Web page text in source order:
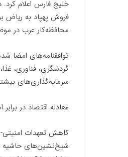
خلیج فارس اعلام کرد.
فروش پهپاد به ریاض
محافظه‌کار عرب در
توافقنامه‌های امضا
گردشگری، فناوری،
سرمایه‌گذاری‌های
معادله اقتصاد در برابر
کاهش تعهدات